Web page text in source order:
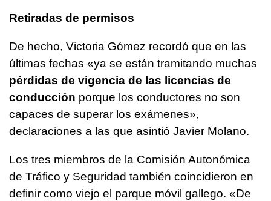
Retiradas de permisos
De hecho, Victoria Gómez recordó que en las
últimas fechas «ya se están tramitando muchas
pérdidas de vigencia de las licencias de
conducción porque los conductores no son
capaces de superar los exámenes»,
declaraciones a las que asintió Javier Molano.
Los tres miembros de la Comisión Autonómica
de Tráfico y Seguridad también coincidieron en
definir como viejo el parque móvil gallego. «De